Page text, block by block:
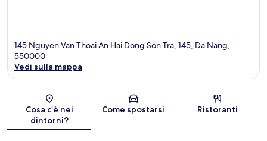
145 Nguyen Van Thoai An Hai Dong Son Tra, 145, Da Nang,
550000
Vedi sulla mappa
Cosa c’è nei
dintorni?
Come spostarsi Ristoranti